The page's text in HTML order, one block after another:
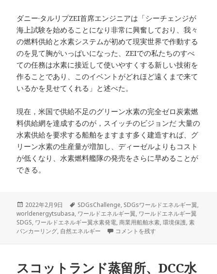
ダニー·タルリプZEI首席エンジニアは「シーチェンジが
海上試験を始めることになり非常に興奮しており、我々
の燃料供給と水素システムが初めて現実世界で作動する
のを見て胸がいっぱいになった、ZEIでの私たちのすべ
ての任務は水素に接近して使いやすくする新しい技術を
作ることであり、このイベントがどれほど遠くまで来て
いるかを見せてくれる」と述べた。
現在，米国で供給不足のグリーン水素の完全ゼロ炭素燃
料供給網を達成するのが，スイッチのビジョンだ 大量の
水素供給を要求する船舶をますます多く建造すれば、グ
リーン水素の生産量が増加し、ディーゼルよりもコスト
が低くなり、水素燃料艦隊の発売をさらに早めることが
できる。
投
稿
日:
2022年2月9日
タ
グ
SDGsChallenge, SDGsワールドエネルギー翼,
worldenergytsubasa, ワールドエネルギー翼, ワールドエネルギー翼
SDGS, ワールドエネルギー翼水素発電,商業用船舶水素,環境保護,素
バンカーリング, 自然エネルギー 米国、世界初の商業用船舶水素バンカ
コメントを残す
スコットランド蒸留所、DCC水